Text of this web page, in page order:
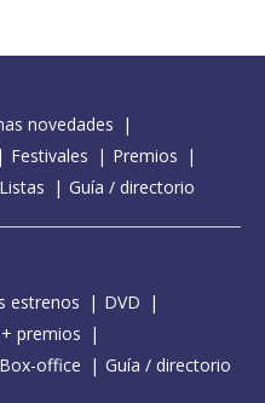
novedades
Festivales
Premios
Listas Guía / directorio
estrenos
DVD
premios
Box-office Guía / directorio